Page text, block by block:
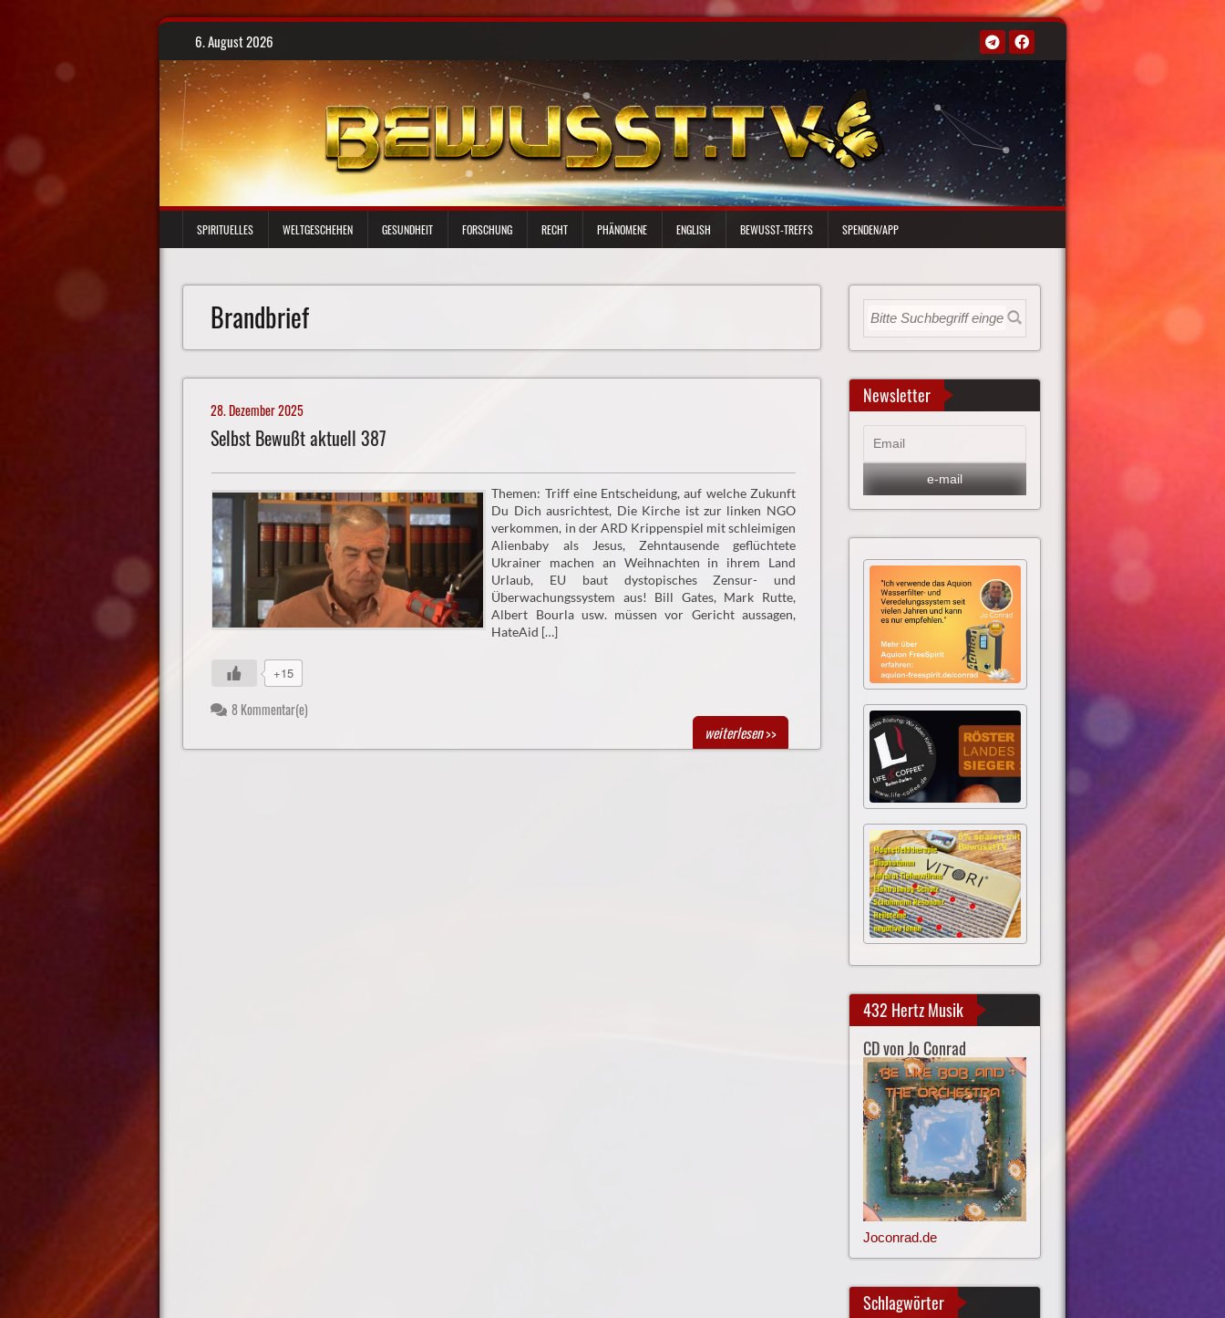
Skip
content
6. August 2026
SPIRITUELLES WELTGESCHEHEN GESUNDHEIT FORSCHUNG RECHT PHÄNOMENE ENGLISH BEWUSST-TREFFS SPENDEN/APP
Brandbrief
28. Dezember 2025
Selbst Bewußt aktuell 387
Themen: Triff eine Entscheidung, auf welche Zukunft
Du Dich ausrichtest, Die Kirche ist zur linken NGO
verkommen, in der ARD Krippenspiel mit schleimigen
Alienbaby als Jesus, Zehntausende geflüchtete
Ukrainer machen an Weihnachten in ihrem Land
Urlaub, EU baut dystopisches Zensur- und
Überwachungssystem aus! Bill Gates, Mark Rutte,
Albert Bourla usw. müssen vor Gericht aussagen,
HateAid […]
+15
8 Kommentar(e)
weiterlesen>>
Newsletter
432 Hertz Musik
CD von Jo Conrad
Joconrad.de
Schlagwörter